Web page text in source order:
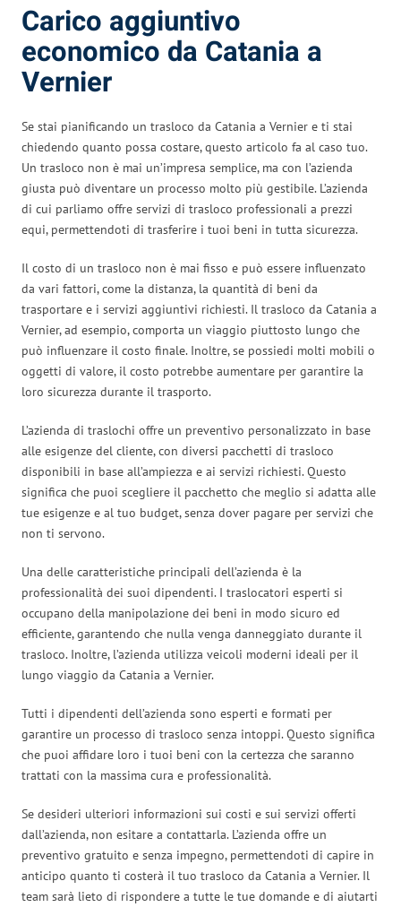
Carico aggiuntivo
economico da Catania a
Vernier
Se stai pianificando un trasloco da Catania a Vernier e ti stai
chiedendo quanto possa costare, questo articolo fa al caso tuo.
Un trasloco non è mai un’impresa semplice, ma con l’azienda
giusta può diventare un processo molto più gestibile. L’azienda
di cui parliamo offre servizi di trasloco professionali a prezzi
equi, permettendoti di trasferire i tuoi beni in tutta sicurezza.
Il costo di un trasloco non è mai fisso e può essere influenzato
da vari fattori, come la distanza, la quantità di beni da
trasportare e i servizi aggiuntivi richiesti. Il trasloco da Catania a
Vernier, ad esempio, comporta un viaggio piuttosto lungo che
può influenzare il costo finale. Inoltre, se possiedi molti mobili o
oggetti di valore, il costo potrebbe aumentare per garantire la
loro sicurezza durante il trasporto.
L’azienda di traslochi offre un preventivo personalizzato in base
alle esigenze del cliente, con diversi pacchetti di trasloco
disponibili in base all’ampiezza e ai servizi richiesti. Questo
significa che puoi scegliere il pacchetto che meglio si adatta alle
tue esigenze e al tuo budget, senza dover pagare per servizi che
non ti servono.
Una delle caratteristiche principali dell’azienda è la
professionalità dei suoi dipendenti. I traslocatori esperti si
occupano della manipolazione dei beni in modo sicuro ed
efficiente, garantendo che nulla venga danneggiato durante il
trasloco. Inoltre, l’azienda utilizza veicoli moderni ideali per il
lungo viaggio da Catania a Vernier.
Tutti i dipendenti dell’azienda sono esperti e formati per
garantire un processo di trasloco senza intoppi. Questo significa
che puoi affidare loro i tuoi beni con la certezza che saranno
trattati con la massima cura e professionalità.
Se desideri ulteriori informazioni sui costi e sui servizi offerti
dall’azienda, non esitare a contattarla. L’azienda offre un
preventivo gratuito e senza impegno, permettendoti di capire in
anticipo quanto ti costerà il tuo trasloco da Catania a Vernier. Il
team sarà lieto di rispondere a tutte le tue domande e di aiutarti